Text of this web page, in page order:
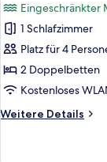
eingeschränkter
Meerblick
Standard-
Doppelzimmer,
2
eingeschränkter
Meerblick
anzeigen
Eingeschränkter
1 Schlafzimmer
Platz für 4
2 Doppelbetten
Kostenloses
Weitere Details
Weitere